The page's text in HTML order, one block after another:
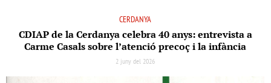
CERDANYA
CDIAP de la Cerdanya celebra 40 anys: entrevista a
Carme Casals sobre l’atenció precoç i la infància
2 juny del 2026